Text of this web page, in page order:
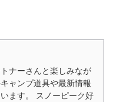
ナーさんと楽しみなが
ャンプ道具や最新情報
ます。 スノーピーク好